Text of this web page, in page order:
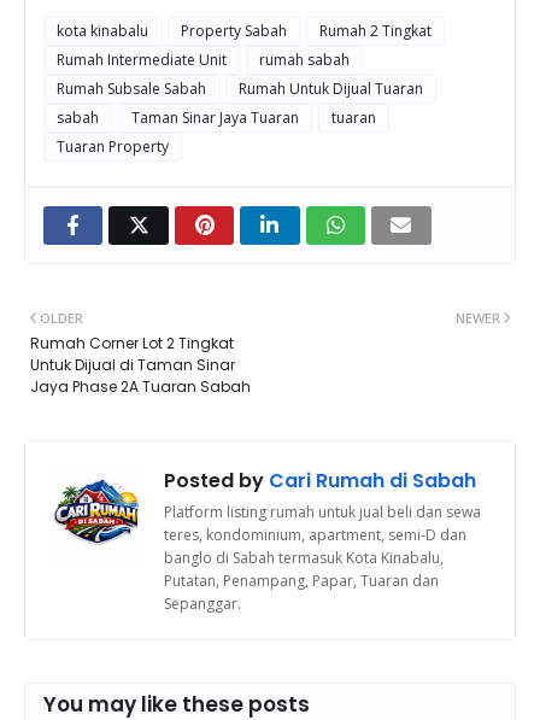
kota kinabalu Property Sabah
Rumah 2 Tingkat
Rumah Intermediate Unit
rumah sabah
Rumah Subsale Sabah
Rumah Untuk Dijual Tuaran
sabah
Taman Sinar Jaya Tuaran
tuaran
Tuaran Property
NEWER
OLDER
Rumah Corner Lot 2 Tingkat
Untuk Dijual di Taman Sinar
Jaya Phase 2A Tuaran Sabah
Posted by Cari Rumah di Sabah
Platform listing rumah untuk jual beli dan sewa
teres, kondominium, apartment, semi-D dan
banglo di Sabah termasuk Kota Kinabalu,
Putatan, Penampang, Papar, Tuaran dan
Sepanggar.
You may like these posts